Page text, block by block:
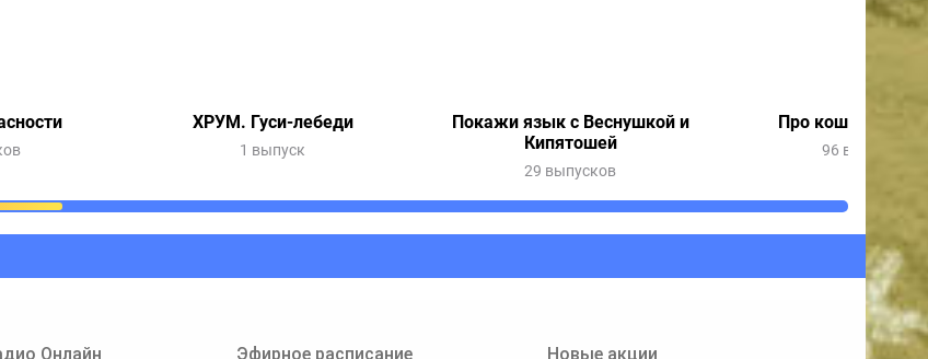
ХРУМ. Гуси-лебеди
1 выпуск
Покажи язык с Веснушкой и
Кипятошей
29 выпусков
Про кошек, про
96 выпусков
Онлайн
Эфирное расписание
Новые акции